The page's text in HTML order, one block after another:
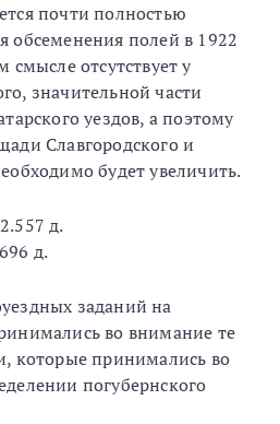
почти полностью
обсеменения полей в 1922
отсутствует у
значительной части
уездов, а поэтому
Славгородского и
будет увеличить.
д.
д.
заданий на
во внимание те
которые принимались во
погубернского